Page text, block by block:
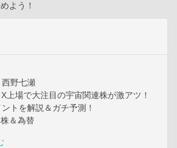
よう！
野七瀬
上場で大注目の宇宙関連株が激アツ！
トを解説＆ガチ予測！
＆為替